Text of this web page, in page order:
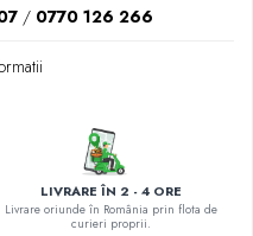
/ 0770 126 266
LIVRARE ÎN 2 - 4 ORE
Livrare oriunde în România prin flota de
curieri proprii.